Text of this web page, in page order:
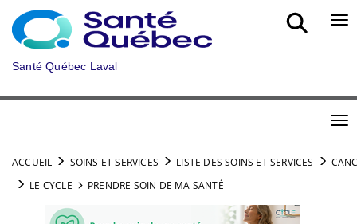
Aller au menu principal
Santé Québec Laval
ACCUEIL SOINS ET SERVICES LISTE DES SOINS ET SERVICES
LE CYCLE
PRENDRE SOIN DE MA SANTÉ